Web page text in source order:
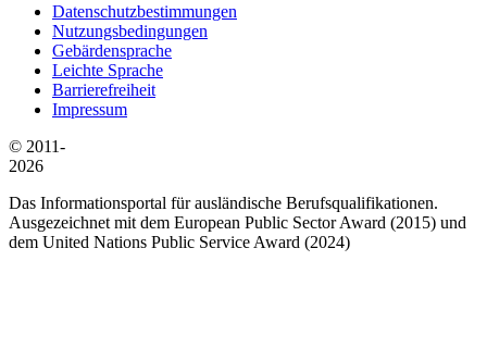
Datenschutzbestimmungen
Nutzungsbedingungen
Gebärdensprache
Leichte Sprache
Barrierefreiheit
Impressum
© 2011-
2026
Das Informationsportal für ausländische Berufsqualifikationen.
Ausgezeichnet mit dem European Public Sector Award (2015) und
dem United Nations Public Service Award (2024)